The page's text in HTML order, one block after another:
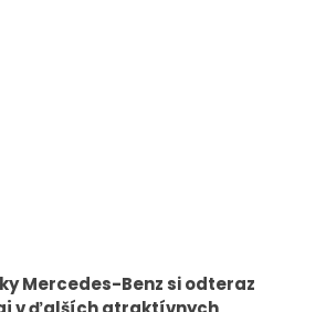
Mercedes-Benz si odteraz